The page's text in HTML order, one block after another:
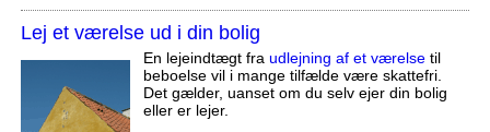
Lej et værelse ud i din bolig
En lejeindtægt fra udlejning af et værelsetil
beboelse vil i mange tilfælde være skattefri.
Det gælder, uanset om du selv ejer din bolig
eller er lejer.